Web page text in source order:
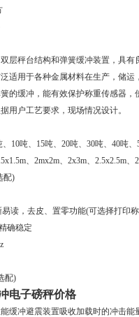
层秤台结构和弹簧缓冲装置，具
适用于各种金属材料在生产，储
的缓冲，能有效保护称重传感器
用户工艺要求，现场情况设计。
10吨、15吨、20吨、30吨、40吨、
、2mx2m、2x3m、2.5x2.5m
配)
读，去皮、置零功能(可选择打印
确稳定
配)
电子磅秤价格
缓冲避震装置吸收加载时的冲击